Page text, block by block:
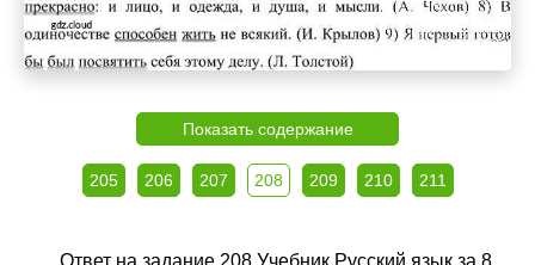
Показать содержание
205 206 207 208 209 210 211